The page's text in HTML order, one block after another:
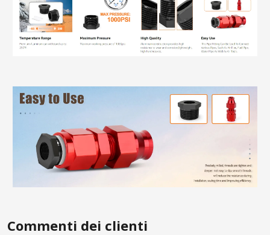
Commenti dei clienti